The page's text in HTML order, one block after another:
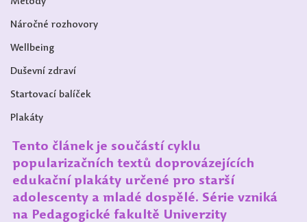
Náročné rozhovory
Wellbeing
Duševní zdraví
Startovací balíček
Plakáty
Tento článek je součástí cyklu
popularizačních textů doprovázejících
edukační plakáty určené pro starší
adolescenty a mladé dospělé. Série vzniká
na Pedagogické fakultě Univerzity